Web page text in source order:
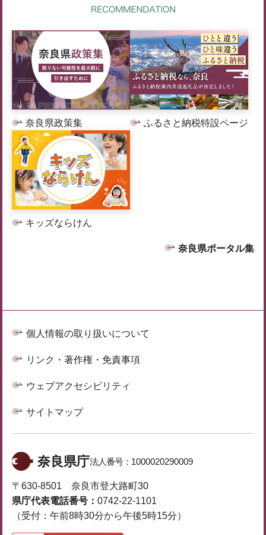
奈良県政策集 ふるさと納税特設ページ
キッズならけん
奈良県ポータル集
個人情報の取り扱いについて
リンク・著作権・免責事項
ウェブアクセシビリティ
サイトマップ
奈良県庁法人番号： 1000020290009
〒630-8501 奈良市登大路町30
県庁代表電話番号： 0742-22-1101
（受付：午前8時30分から午後5時15分）